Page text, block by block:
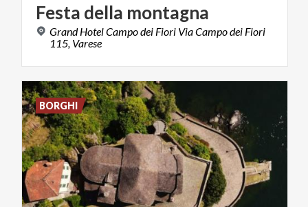
Festa della montagna
Grand Hotel Campo dei Fiori Via Campo dei Fiori
115, Varese
BORGHI